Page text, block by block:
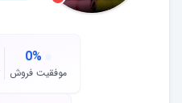
0%
موفقیت فروش